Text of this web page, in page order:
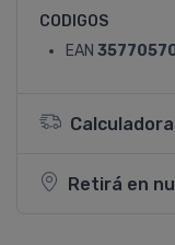
CODIGOS
EAN
Retirá en